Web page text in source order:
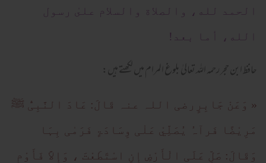
الحمد لله، والصلاة والسلام علىٰ رسول
الله، أما بعد!
حافظ ابن حجر رحمہ اللہ تعالیٰ بلوغ المرام میں لکھتے ہیں:
« وَعَنْ جَابِرٍرضی اللہ عنہ قَالَ: عَادَ النَّبِیُّ ﷺ
مَرِیْضًا فَرآہُ یُصَلِّيْ عَلٰی وِسَادَۃٍ فَرَمٰی بِہَا
وَقَالَ: صَلِّ عَلَی الْأَرْضِ إِنِ اسْتَطَعْتَ ، وَإِلاَّ فَأَوْمِ